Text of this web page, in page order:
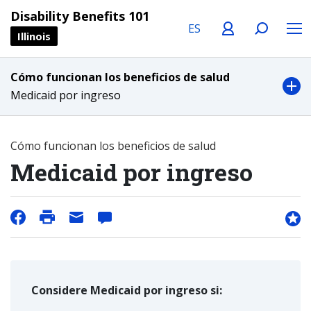
Disability Benefits 101
Illinois
Cómo funcionan los beneficios de salud
Medicaid por ingreso
Cómo funcionan los beneficios de salud
Medicaid por ingreso
Considere Medicaid por ingreso si: